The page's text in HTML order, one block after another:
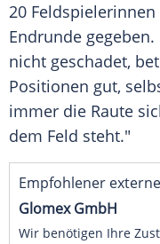
20
Endrunde
nicht geschadet,
Positionen gut,
immer die Raute
dem Feld steht."
Empfohlener
Glomex GmbH
Wir benötigen Ihre